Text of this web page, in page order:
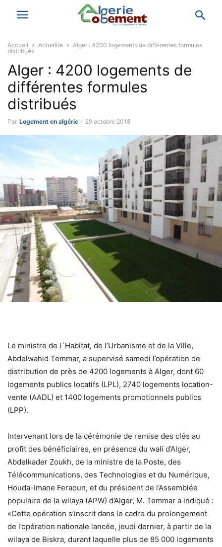
Accueil Actualite
Alger : 4200 logements de différentes formules
distribués
Alger : 4200 logements de
différentes formules
distribués
Par Logement en algérie - 29 octobre 2018
Le ministre de l´Habitat, de l’Urbanisme et de la Ville,
Abdelwahid Temmar, a supervisé samedi l’opération de
distribution de près de 4200 logements à Alger, dont 60
logements publics locatifs (LPL), 2740 logements location-
vente (AADL) et 1400 logements promotionnels publics
(LPP).
Intervenant lors de la cérémonie de remise des clés au
profit des bénéficiaires, en présence du wali d’Alger,
Abdelkader Zoukh, de la ministre de la Poste, des
Télécommunications, des Technologies et du Numérique,
Houda-Imane Feraoun, et du président de l’Assemblée
populaire de la wilaya (APW) d’Alger, M. Temmar a indiqué :
«Cette opération s’inscrit dans le cadre du prolongement
de l’opération nationale lancée, jeudi dernier, à partir de la
wilaya de Biskra, durant laquelle plus de 85 000 logements